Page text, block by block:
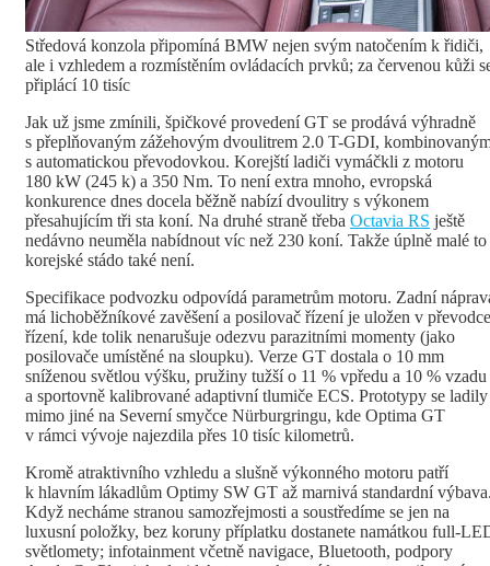
Středová konzola připomíná BMW nejen svým natočením k řidiči,
ale i vzhledem a rozmístěním ovládacích prvků; za červenou kůži
připlácí 10 tisíc
Jak už jsme zmínili, špičkové provedení GT se prodává výhradně
s přeplňovaným zážehovým dvoulitrem 2.0 T-GDI,
s automatickou převodovkou. Korejští ladiči vymáčkli z motoru
180 kW (245 k) a 350 Nm. To není extra mnoho, evropská
konkurence dnes docela běžně nabízí dvoulitry s výkonem
přesahujícím tři sta koní. Na druhé straně třeba Octavia RS ještě
nedávno neuměla nabídnout víc než 230 koní. Takže úplně malé to
korejské stádo také není.
Specifikace podvozku odpovídá parametrům motoru. Zadní
má lichoběžníkové zavěšení a posilovač řízení je uložen v převodce
řízení, kde tolik nenarušuje odezvu parazitními momenty (jako
posilovače umístěné na sloupku). Verze GT dostala o 10 mm
sníženou světlou výšku, pružiny tužší o 11 % vpředu a 10 % vzadu
a sportovně kalibrované adaptivní tlumiče ECS. Prototypy se ladily
mimo jiné na Severní smyčce Nürburgringu, kde Optima GT
v rámci vývoje najezdila přes 10 tisíc kilometrů.
Kromě atraktivního vzhledu a slušně výkonného motoru patří
k hlavním lákadlům Optimy SW GT až marnivá standardní
Když necháme stranou samozřejmosti a soustředíme se jen na
luxusní položky, bez koruny příplatku dostanete namátkou full-
světlomety; infotainment včetně navigace, Bluetooth, podpory